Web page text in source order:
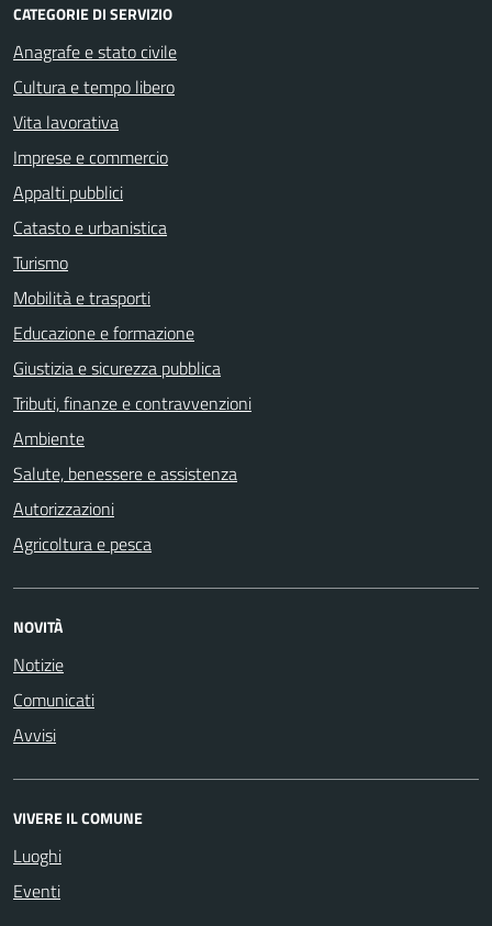
CATEGORIE DI SERVIZIO
Anagrafe e stato civile
Cultura e tempo libero
Vita lavorativa
Imprese e commercio
Appalti pubblici
Catasto e urbanistica
Turismo
Mobilità e trasporti
Educazione e formazione
Giustizia e sicurezza pubblica
Tributi, finanze e contravvenzioni
Ambiente
Salute, benessere e assistenza
Autorizzazioni
Agricoltura e pesca
NOVITÀ
Notizie
Comunicati
Avvisi
VIVERE IL COMUNE
Luoghi
Eventi